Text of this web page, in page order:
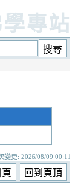
專站
變更: 2026/08/09 00:11